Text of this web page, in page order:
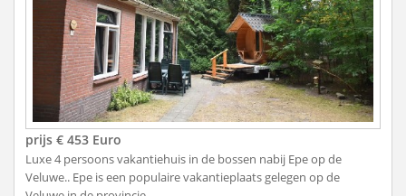
prijs € 453 Euro
Luxe 4 persoons vakantiehuis in de bossen nabij Epe op de
Veluwe.. Epe is een populaire vakantieplaats gelegen op de